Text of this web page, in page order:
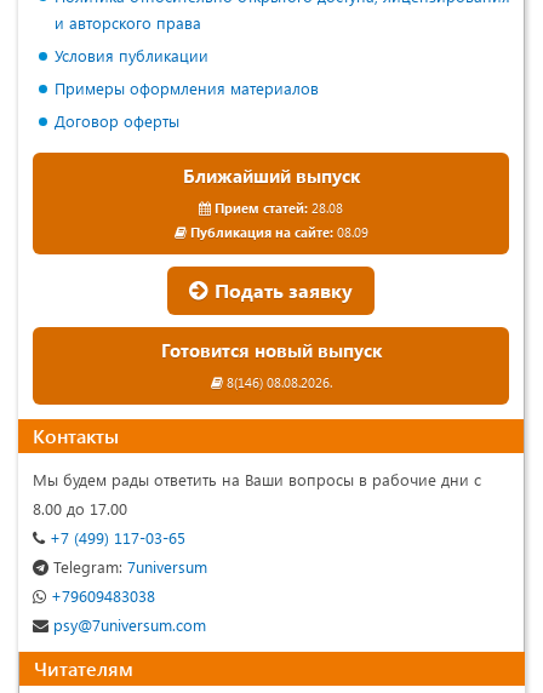
и авторского права
Условия публикации
Примеры оформления материалов
Договор оферты
Ближайший выпуск
Прием статей: 28.08
Публикация на сайте:08.09
Подать заявку
Готовится новый выпуск
8(146) 08.08.2026.
Контакты
Мы будем рады ответить на Ваши вопросы в рабочие дни с
8.00 до 17.00
+7 (499) 117-03-65
Telegram: 7universum
+79609483038
psy@7universum.com
Читателям